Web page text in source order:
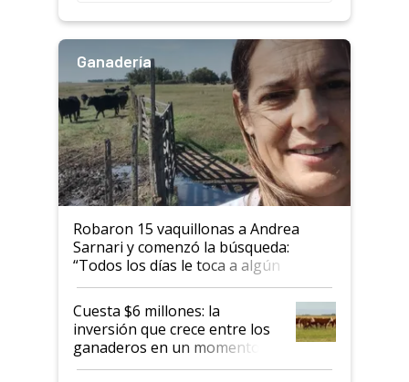
Ganadería
Robaron 15 vaquillonas a Andrea
Sarnari y comenzó la búsqueda:
“Todos los días le toca a algún
productor”
Cuesta $6 millones: la
inversión que crece entre los
ganaderos en un momento
histórico para la actividad